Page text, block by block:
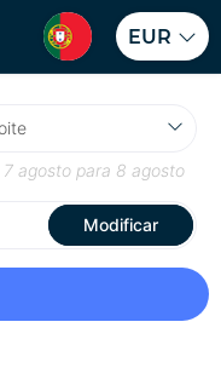
EUR
7 agosto para 8 agosto
Modificar